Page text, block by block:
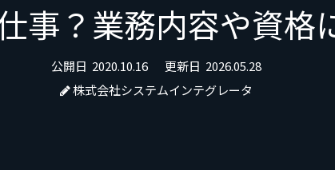
事？業務内容や資格
公開日 2020.10.16 更新日 2026.05.28
株式会社システムインテグレータ